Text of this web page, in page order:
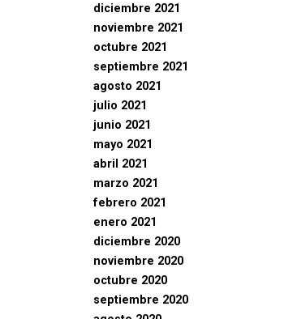
diciembre 2021
noviembre 2021
octubre 2021
septiembre 2021
agosto 2021
julio 2021
junio 2021
mayo 2021
abril 2021
marzo 2021
febrero 2021
enero 2021
diciembre 2020
noviembre 2020
octubre 2020
septiembre 2020